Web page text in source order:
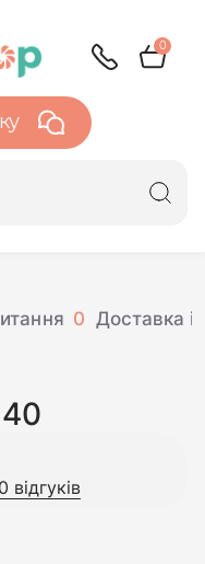
0
0 Доставка і
0 відгуків